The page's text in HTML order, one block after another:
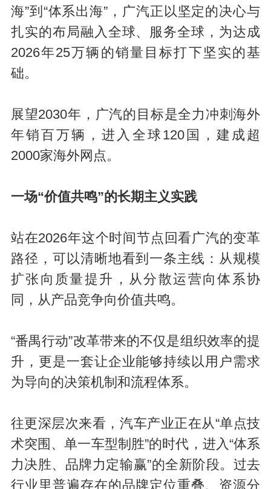
海”到“体系出海”，广汽正以坚定的决心与
扎实的布局融入全球、服务全球，为达成
2026年25万辆的销量目标打下坚实的基
础。
展望2030年，广汽的目标是全力冲刺海外
年销百万辆，进入全球120国，建成超
2000家海外网点。
一场“价值共鸣”的长期主义实践
站在2026年这个时间节点回看广汽的变革
路径，可以清晰地看到一条主线：从规模
扩张向质量提升，从分散运营向体系协
同，从产品竞争向价值共鸣。
“番禺行动”改革带来的不仅是组织效率的提
升，更是一套让企业能够持续以用户需求
为导向的决策机制和流程体系。
往更深层次来看，汽车产业正在从“单点技
术突围、单一车型制胜”的时代，进入“体系
力决胜、品牌力定输赢”的全新阶段。过去
行业里普遍存在的品牌定位重叠、资源分